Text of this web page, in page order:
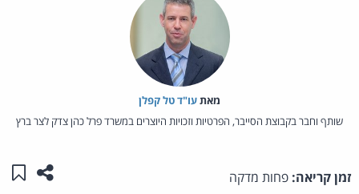
מאת‏עו"ד טל קפלן
שותף וחבר בקבוצת הסייבר, הפרטיות וזכויות היוצרים במשרד פרל כהן צדק לצר ברץ
זמן קריאה: פחות מדקה שתפו